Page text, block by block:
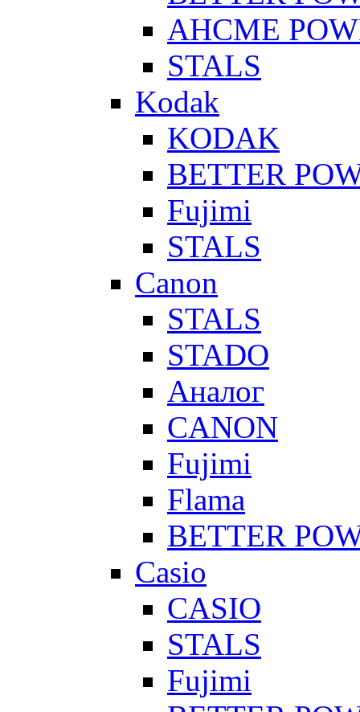
AHCME
STALS
Kodak
KODAK
BETTER
Fujimi
STALS
Canon
STALS
STADO
Аналог
CANON
Fujimi
Flama
BETTER
Casio
CASIO
STALS
Fujimi